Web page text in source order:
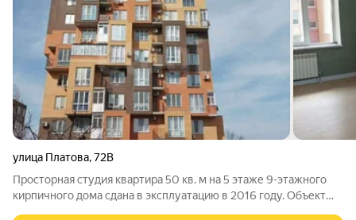
улица Платова,72В
Просторная студия квартира 50 кв. м на 5 этаже 9-этажного
кирпичного дома сдана в эксплуатацию в 2016 году. Объект